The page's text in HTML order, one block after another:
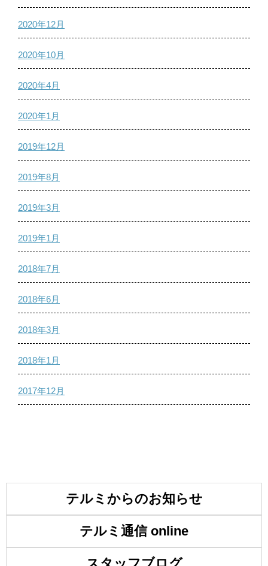
2020年12月
2020年10月
2020年4月
2020年1月
2019年12月
2019年8月
2019年3月
2019年1月
2018年7月
2018年6月
2018年3月
2018年1月
2017年12月
テルミからのお知らせ
テルミ通信 online